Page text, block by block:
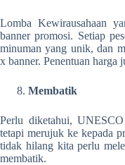
Lomba Kewirausahaan
banner promosi. Setiap
minuman yang unik, dan
x banner. Penentuan harga
Membatik
Perlu diketahui,
tetapi merujuk ke kepada
tidak hilang kita perlu
membatik.